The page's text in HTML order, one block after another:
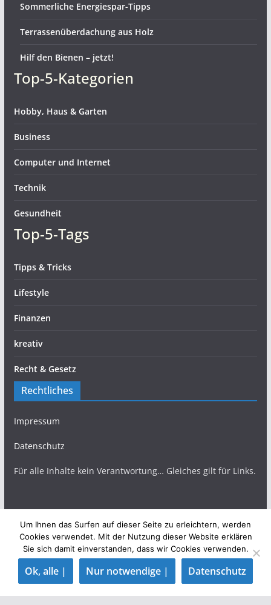
Sommerliche Energiespar-Tipps
Terrassenüberdachung aus Holz
Hilf den Bienen – jetzt!
Top-5-Kategorien
Hobby, Haus & Garten
Business
Computer und Internet
Technik
Gesundheit
Top-5-Tags
Tipps & Tricks
Lifestyle
Finanzen
kreativ
Recht & Gesetz
Rechtliches
Impressum
Datenschutz
Für alle Inhalte kein Verantwortung… Gleiches gilt für Links.
Copyright © 2026 TopBlogs Magazin. Alle Rechte
vorbehalten.
Theme:
ColorMag
von ThemeGrill. Präsentiert von
WordPress
Um Ihnen das Surfen auf dieser Seite zu erleichtern, werden
Cookies verwendet. Mit der Nutzung dieser Website erklären
Sie sich damit einverstanden, dass wir Cookies verwenden.
Ok, alle | Nur notwendige | Datenschutz